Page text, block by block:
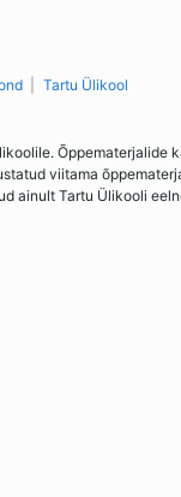
Tartu Ülikool
viitama
ainult Tartu Ülikooli